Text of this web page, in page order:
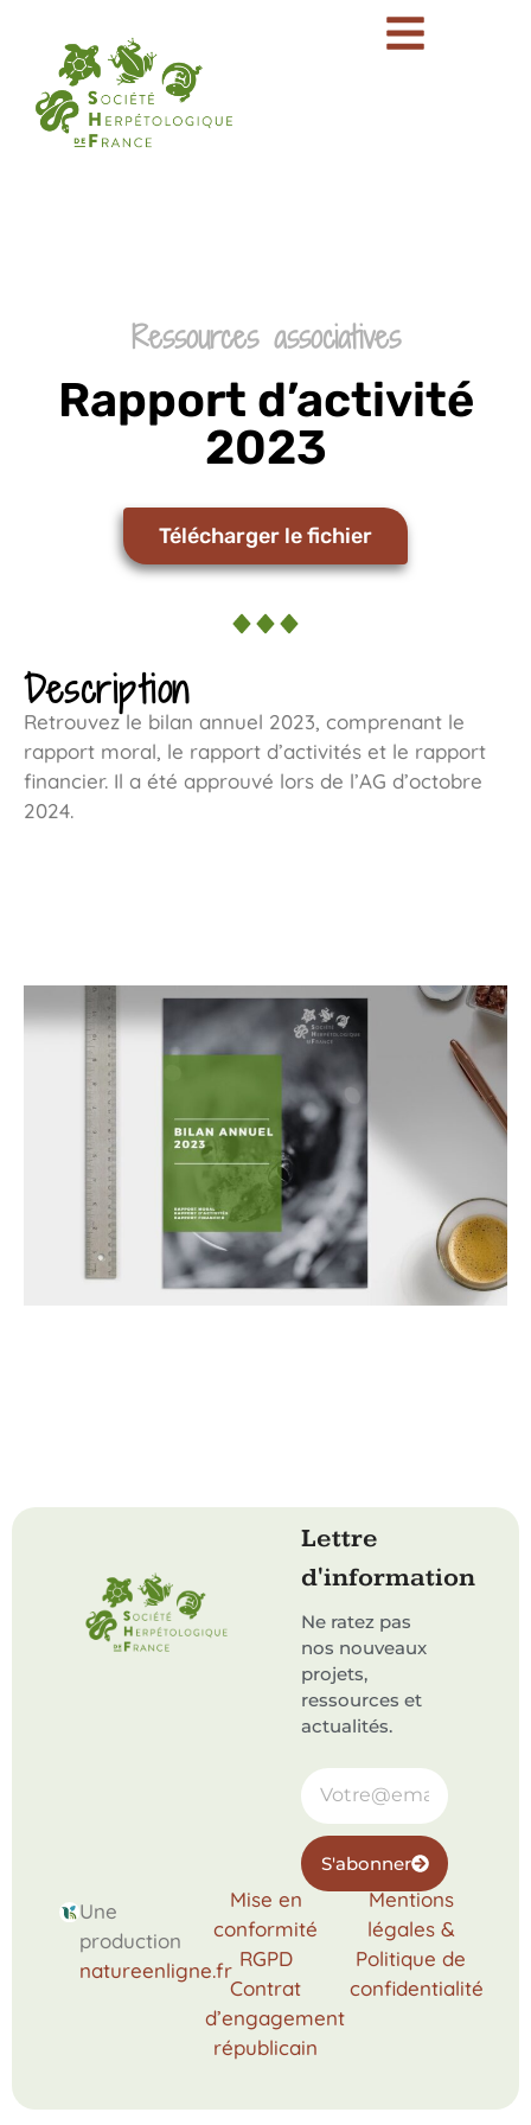
Ressources associatives
Rapport d’activité
2023
Télécharger le fichier
Description
Retrouvez le bilan annuel 2023, comprenant le
rapport moral, le rapport d’activités et le rapport
financier. Il a été approuvé lors de l’AG d’octobre
2024.
Lettre
d'information
Ne ratez pas
nos nouveaux
projets,
ressources et
actualités.
S'abonner
Une
production
natureenligne.fr
Mise en
conformité
RGPD
Contrat
d’engagement
républicain
Mentions
légales &
Politique de
confidentialité